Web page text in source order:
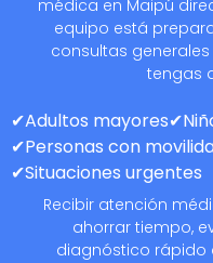
médica en Maipú
equipo está
consultas
tengas
✔Adultos mayores
✔Personas con
✔Situaciones urgentes
Recibir atención
ahorrar tiempo,
diagnóstico